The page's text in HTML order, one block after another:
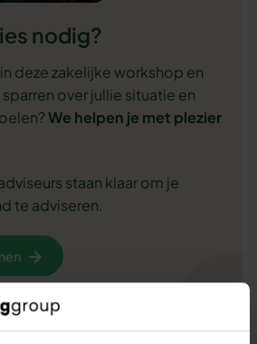
nodig?
deze zakelijke workshop en
over jullie situatie en
We helpen je met plezier
staan klaar om je
te adviseren.